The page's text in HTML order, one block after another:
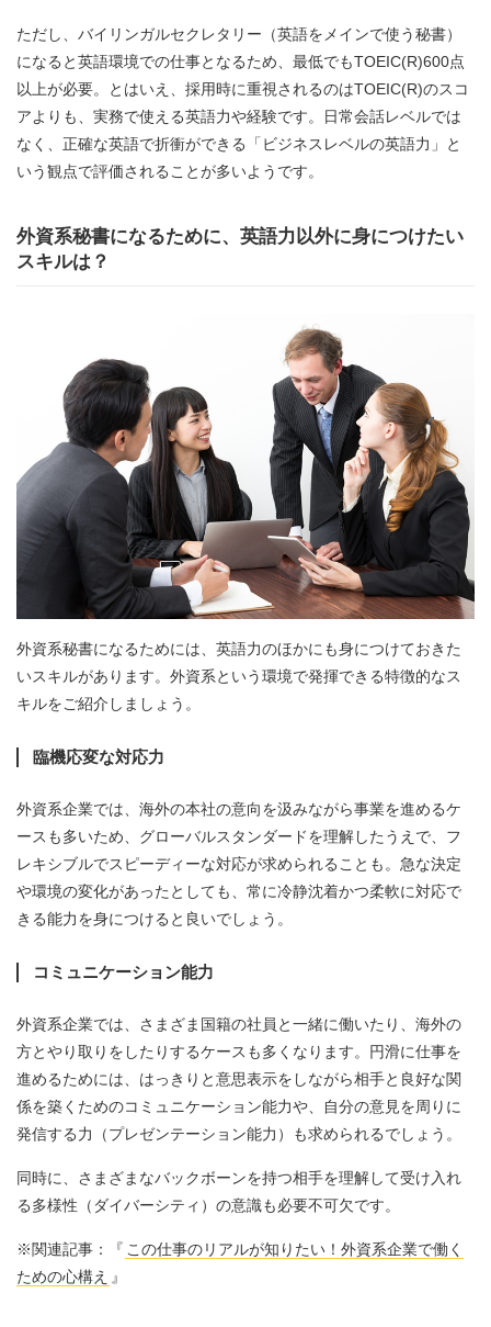
ただし、バイリンガルセクレタリー（英語をメインで使う秘書）
になると英語環境での仕事となるため、最低でもTOEIC(R)600点
以上が必要。とはいえ、採用時に重視されるのはTOEIC(R)のスコ
アよりも、実務で使える英語力や経験です。日常会話レベルでは
なく、正確な英語で折衝ができる「ビジネスレベルの英語力」と
いう観点で評価されることが多いようです。
外資系秘書になるために、英語力以外に身につけたい
スキルは？
外資系秘書になるためには、英語力のほかにも身につけておきた
いスキルがあります。外資系という環境で発揮できる特徴的なス
キルをご紹介しましょう。
臨機応変な対応力
外資系企業では、海外の本社の意向を汲みながら事業を進めるケ
ースも多いため、グローバルスタンダードを理解したうえで、フ
レキシブルでスピーディーな対応が求められることも。急な決定
や環境の変化があったとしても、常に冷静沈着かつ柔軟に対応で
きる能力を身につけると良いでしょう。
コミュニケーション能力
外資系企業では、さまざま国籍の社員と一緒に働いたり、海外の
方とやり取りをしたりするケースも多くなります。円滑に仕事を
進めるためには、はっきりと意思表示をしながら相手と良好な関
係を築くためのコミュニケーション能力や、自分の意見を周りに
発信する力（プレゼンテーション能力）も求められるでしょう。
同時に、さまざまなバックボーンを持つ相手を理解して受け入れ
る多様性（ダイバーシティ）の意識も必要不可欠です。
※関連記事：『 この仕事のリアルが知りたい！外資系企業で働く
ための心構え 』